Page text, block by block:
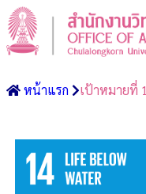
หน้าแรก เป้าหมายที่